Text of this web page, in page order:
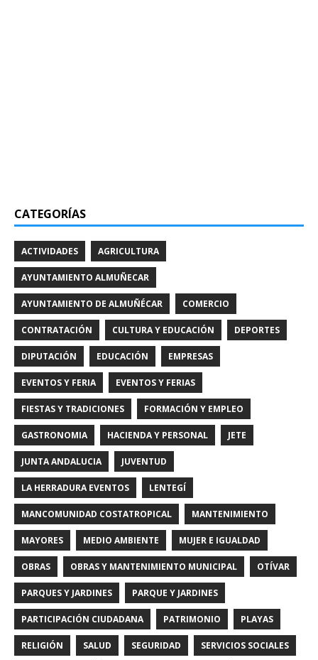
CATEGORÍAS
ACTIVIDADES AGRICULTURA
AYUNTAMIENTO ALMUÑECAR
AYUNTAMIENTO DE ALMUÑÉCAR COMERCIO
CONTRATACIÓN CULTURA Y EDUCACIÓN DEPORTES
DIPUTACIÓN EDUCACIÓN EMPRESAS
EVENTOS Y FERIA EVENTOS Y FERIAS
FIESTAS Y TRADICIONES FORMACIÓN Y EMPLEO
GASTRONOMIA HACIENDA Y PERSONAL JETE
JUNTA ANDALUCIA JUVENTUD
LA HERRADURA EVENTOS LENTEGÍ
MANCOMUNIDAD COSTATROPICAL MANTENIMIENTO
MAYORES MEDIO AMBIENTE MUJER E IGUALDAD
OBRAS OBRAS Y MANTENIMIENTO MUNICIPAL OTÍVAR
PARQUES Y JARDINES PARQUE Y JARDINES
PARTICIPACIÓN CIUDADANA PATRIMONIO PLAYAS
RELIGIÓN SALUD SEGURIDAD SERVICIOS SOCIALES